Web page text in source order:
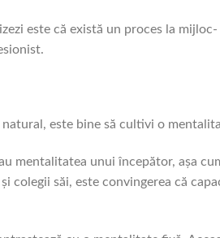
este că există un proces la
este bine să cultivi o
mentalitatea unui începător, așa
colegii săi, este convingerea că